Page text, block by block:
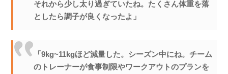
それから少し太り過ぎていたね。たくさん体重を落
としたら調子が良くなったよ」
「9kg~11kgほど減量した。シーズン中にね。チーム
のトレーナーが食事制限やワークアウトのプランを